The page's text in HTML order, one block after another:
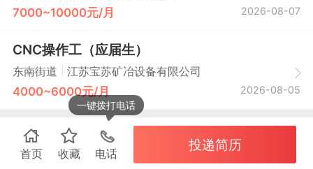
7000~10000元/月 2026-08-07
CNC操作工（应届生）
东南街道 江苏宝苏矿冶设备有限公司
4000~6000元/月 2026-08-05
首页 收藏 电话
一键拨打电话
投递简历